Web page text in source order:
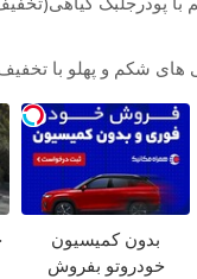
شکم و پهلو با تخفیف
بدون کمیسیون
خودروتو بفروش